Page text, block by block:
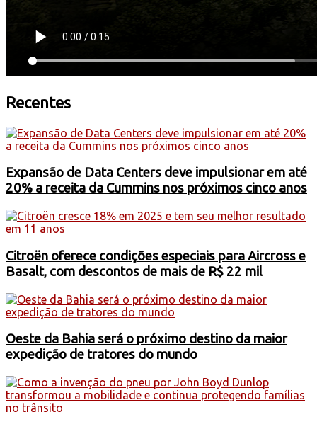
Recentes
Expansão de Data Centers deve impulsionar em até
20% a receita da Cummins nos próximos cinco anos
Citroën oferece condições especiais para Aircross e
Basalt, com descontos de mais de R$ 22 mil
Oeste da Bahia será o próximo destino da maior
expedição de tratores do mundo